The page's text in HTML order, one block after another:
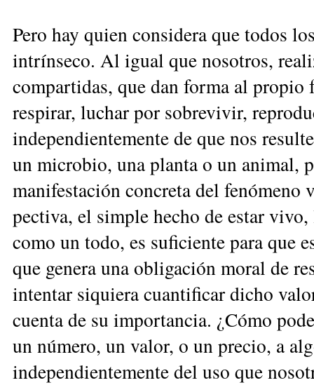
Pero hay quien considera que todos
in­trínseco. Al igual que nosotros,
compartidas, que dan forma al propio
respirar, luchar por sobrevivir,
independientemente de que nos
un microbio, una planta o un animal,
manifestación concreta del
pectiva, el simple hecho de estar
como un todo, es suficiente para que
que genera una obligación moral de
intentar siquiera cuantificar dicho
cuenta de su importancia. ¿Cómo
un número, un valor, o un precio, a
independientemente del uso que